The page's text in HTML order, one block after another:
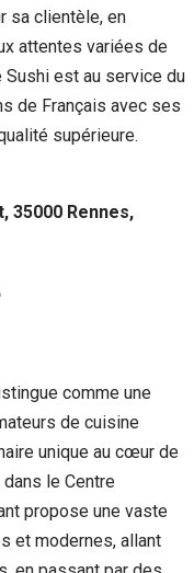
sa clientèle, en
attentes variées de
Sushi est au service du
de Français avec ses
supérieure.
35000 Rennes,
comme une
de cuisine
unique au cœur de
le Centre
propose une vaste
et modernes, allant